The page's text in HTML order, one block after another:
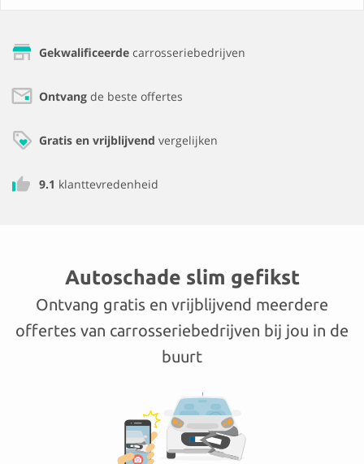
Gekwalificeerde carrosseriebedrijven
Ontvang de beste offertes
Gratis en vrijblijvend vergelijken
9.1 klanttevredenheid
Autoschade slim gefikst
Ontvang gratis en vrijblijvend meerdere
offertes van carrosseriebedrijven bij jou in de
buurt